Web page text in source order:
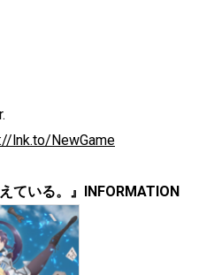
lnk.to/NewGame
ている。』INFORMATION